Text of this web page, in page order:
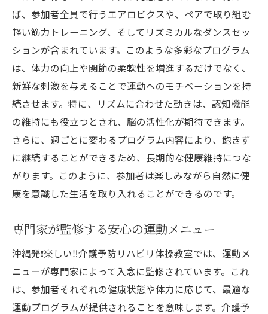
ば、参加者全員で行うエアロビクスや、ペアで取り組む
軽い筋力トレーニング、そしてリズミカルなダンスセッ
ションが含まれています。このような多彩なプログラム
は、体力の向上や関節の柔軟性を増進するだけでなく、
新鮮な刺激を与えることで運動へのモチベーションを持
続させます。特に、リズムに合わせた動きは、認知機能
の維持にも役立つとされ、脳の活性化が期待できます。
さらに、週ごとに変わるプログラム内容により、飽きず
に継続することができるため、長期的な健康維持につな
がります。このように、参加者は楽しみながら自然に健
康を意識した生活を取り入れることができるのです。
専門家が監修する安心の運動メニュー
沖縄発❗️楽しい‼️介護予防リハビリ体操教室では、運動メ
ニューが専門家によって入念に監修されています。これ
は、参加者それぞれの健康状態や体力に応じて、最適な
運動プログラムが提供されることを意味します。介護予